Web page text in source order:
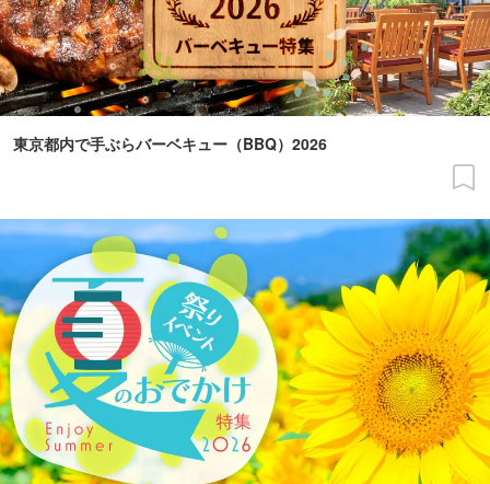
東京都内で手ぶらバーベキュー（BBQ）2026